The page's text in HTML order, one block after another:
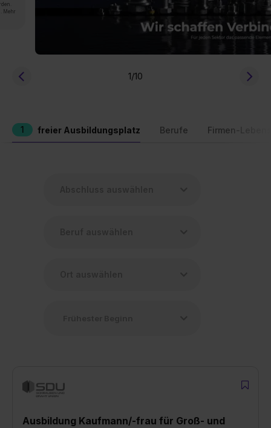
Mehr
1/10
1 freier Ausbildungsplatz Berufe Firmen-
Ausbildung Kaufmann/-frau für Groß- und